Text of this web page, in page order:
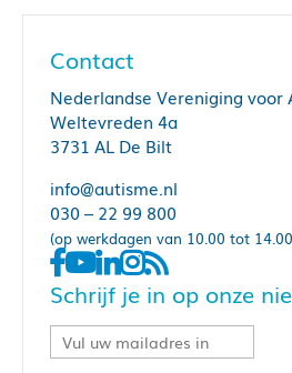
Contact
Nederlandse Vereniging voor
Weltevreden 4a
3731 AL De Bilt
info@autisme.nl
030 – 22 99 800
(op werkdagen van 10.00 tot
Schrijf je in op onze